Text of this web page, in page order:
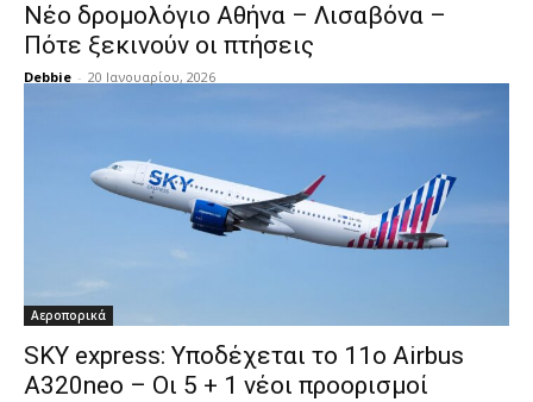
Νέο δρομολόγιο Αθήνα – Λισαβόνα –
Πότε ξεκινούν οι πτήσεις
Debbie - 20 Ιανουαρίου, 2026
Αεροπορικά
SKY express: Υποδέχεται το 11ο Airbus
A320neo – Οι 5 + 1 νέοι προορισμοί